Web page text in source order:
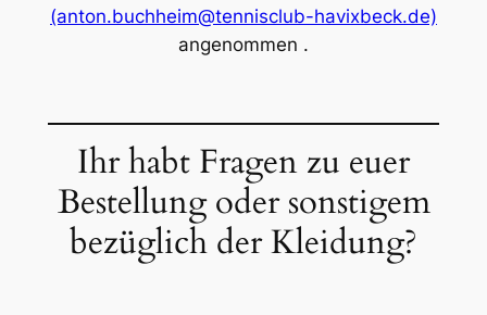
(anton.buchheim@tennisclub-havixbeck.de)
angenommen .
Ihr habt Fragen zu euer
Bestellung oder sonstigem
bezüglich der Kleidung?